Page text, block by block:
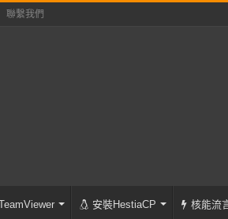
聯繫我們
安裝HestiaCP 核能流